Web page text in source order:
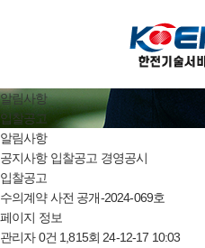
알림사항
입찰공고
알림사항
공지사항 입찰공고 경영공시
입찰공고
수의계약 사전 공개-2024-069호
페이지 정보
관리자 0건 1,815회 24-12-17 10:03